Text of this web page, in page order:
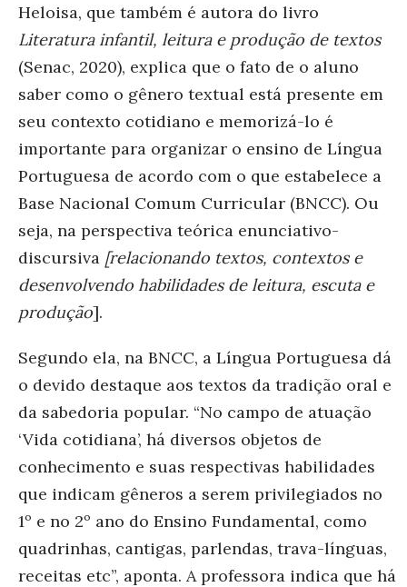
Heloisa, que também é autora do livro
Literatura infantil, leitura e produção de textos
(Senac, 2020), explica que o fato de o aluno
saber como o gênero textual está presente em
seu contexto cotidiano e memorizá-lo é
importante para organizar o ensino de Língua
Portuguesa de acordo com o que estabelece a
Base Nacional Comum Curricular (BNCC). Ou
seja, na perspectiva teórica enunciativo-
discursiva [relacionando textos, contextos e
desenvolvendo habilidades de leitura, escuta e
produção].
Segundo ela, na BNCC, a Língua Portuguesa dá
o devido destaque aos textos da tradição oral e
da sabedoria popular. “No campo de atuação
‘Vida cotidiana’, há diversos objetos de
conhecimento e suas respectivas habilidades
que indicam gêneros a serem privilegiados no
1º e no 2º ano do Ensino Fundamental, como
quadrinhas, cantigas, parlendas, trava-línguas,
receitas etc”, aponta. A professora indica que há